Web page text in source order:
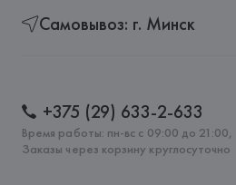
Самовывоз: г. Минск
+375 (29) 633-2-633
Время работы: пн-вс с 09:00 до 21:00,
Заказы через корзину круглосуточно